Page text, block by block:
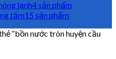
lạnh4 sản phẩm
tắm15 sản phẩm
“bồn nước tròn huyện cầu